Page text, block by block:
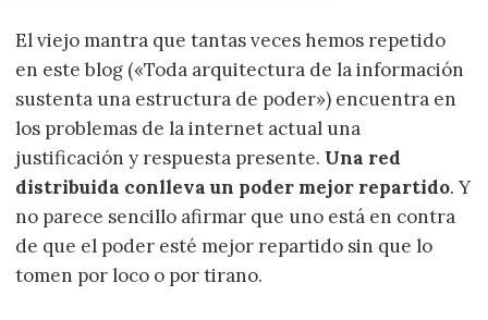
El viejo mantra que tantas veces hemos repetido
en este blog («Toda arquitectura de la información
sustenta una estructura de poder») encuentra en
los problemas de la internet actual una
justificación y respuesta presente. Una red
distribuida conlleva un poder mejor repartido. Y
no parece sencillo afirmar que uno está en contra
de que el poder esté mejor repartido sin que lo
tomen por loco o por tirano.